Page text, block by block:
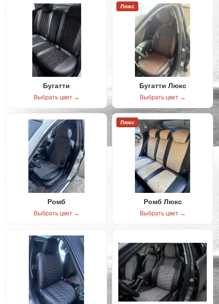
Бугатти
Выбрать цвет →
Люкс
Бугатти Люкс
Выбрать цвет →
Ромб
Выбрать цвет →
Люкс
Ромб Люкс
Выбрать цвет →